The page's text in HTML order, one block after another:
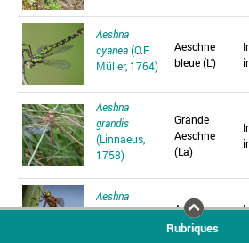
Aeshna
cyanea(O.F.
Müller, 1764)
Aeschne
bleue (L')
Aeshna
grandis
(Linnaeus,
1758)
Grande
Aeschne
(La)
Aeshna
isoceles(O.F.
Aeschne
isocèle
Rubriques